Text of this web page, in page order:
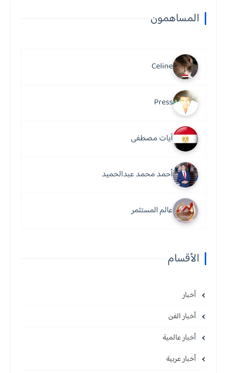
المساهمون
Celine
Press
آيات مصطفى
أحمد محمد عبدالحميد
عالم المستثمر
الأقسام
أخبار
أخبار الفن
أخبار عالمية
أخبار عربية